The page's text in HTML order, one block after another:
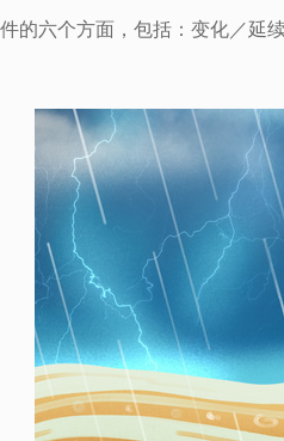
的六个方面，包括：变化／延